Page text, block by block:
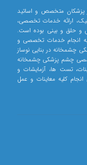
توسط جمعی از پزشکان متخصص و اساتید
ارائه خدمات تخصصی،
حلق و بینی بوده است.
به انجام خدمات تخصصی و
چشمخانه در بنایی نوساز
گردید. مرکز تخصصی چشم پزشکی چشمخانه
تست ها، آزمایشات و
کلیه معاینات و عمل